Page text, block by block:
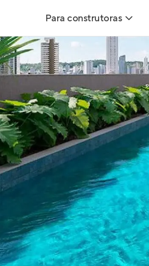
Para construtoras
Geração de Leads
Geração de Visitas
Geração de
Maiores
Parcerias
Anunciar Imóveis